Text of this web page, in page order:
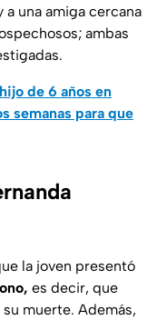
a una amiga cercana
ambas
de 6 años en
semanas para que
la joven presentó
es decir, que
muerte. Además,